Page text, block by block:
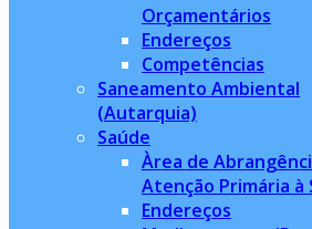
Orçamentários
Endereços
Competências
Saneamento Ambiental
(Autarquia)
Saúde
Àrea de
Atenção Primária à
Endereços